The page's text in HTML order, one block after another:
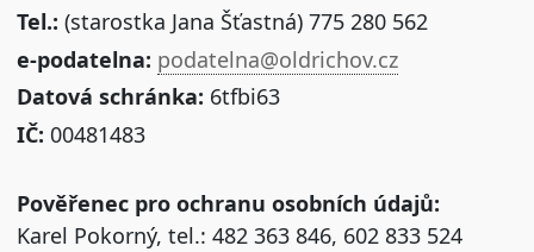
Tel.: (starostka Jana Šťastná) 775 280 562
e-podatelna: podatelna@oldrichov.cz
Datová schránka: 6tfbi63
IČ: 00481483
Pověřenec pro ochranu osobních údajů:
Karel Pokorný, tel.: 482 363 846, 602 833 524